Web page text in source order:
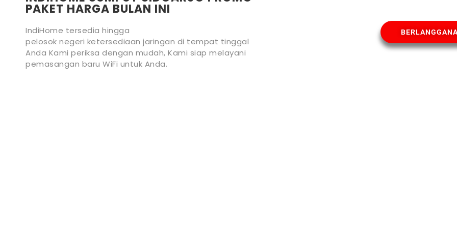
PAKET HARGA BULAN INI
IndiHome tersedia hingga
pelosok negeri ketersediaan jaringan di tempat tinggal
Anda Kami periksa dengan mudah, Kami siap melayani
pemasangan baru WiFi untuk Anda.